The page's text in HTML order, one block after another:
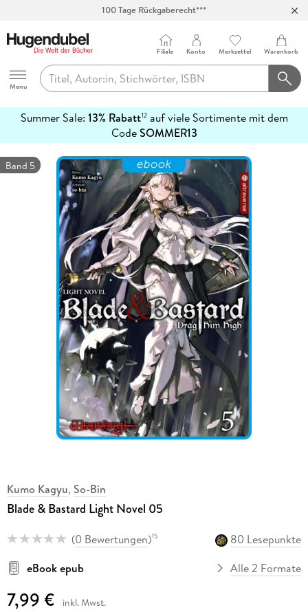
100 Tage Rückgaberecht***
Hugendubel
Menu
Filiale Konto Merkzettel Warenkorb
Summer Sale: 13% Rabatt12auf viele Sortimente mit dem
CodeSOMMER13
erfahren
Band 5
Kumo Kagyu, So-Bin
Blade & Bastard Light Novel 05
(0 Bewertungen)15
80 Lesepunkte
eBook epub
Alle 2 Formate
7,99 € inkl. Mwst.